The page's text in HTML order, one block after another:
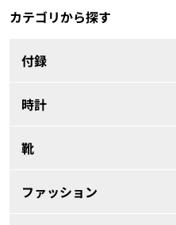
カテゴリから探す
付録
時計
靴
ファッション